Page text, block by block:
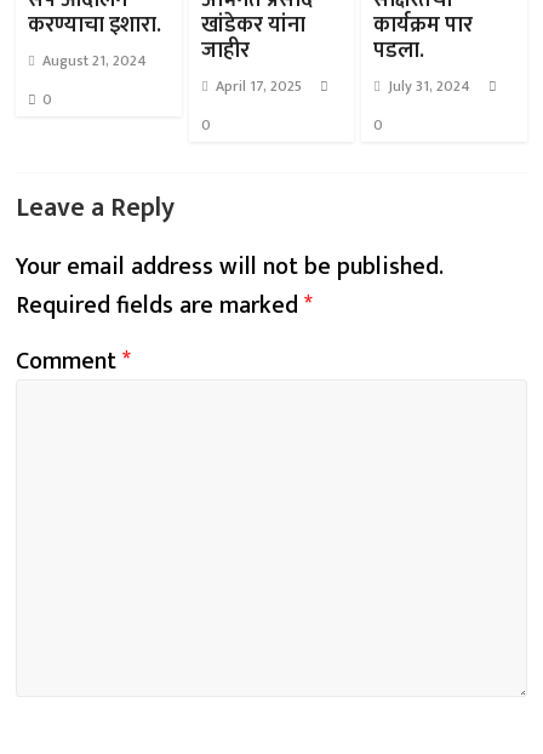
करण्याचा इशारा.
August 21, 2024
0
खांडेकर यांना
जाहीर
April 17, 2025
0
कार्यक्रम पार
पडला.
July 31, 2024
0
Leave a Reply
Your email address will not be published.
Required fields are marked*
Comment*